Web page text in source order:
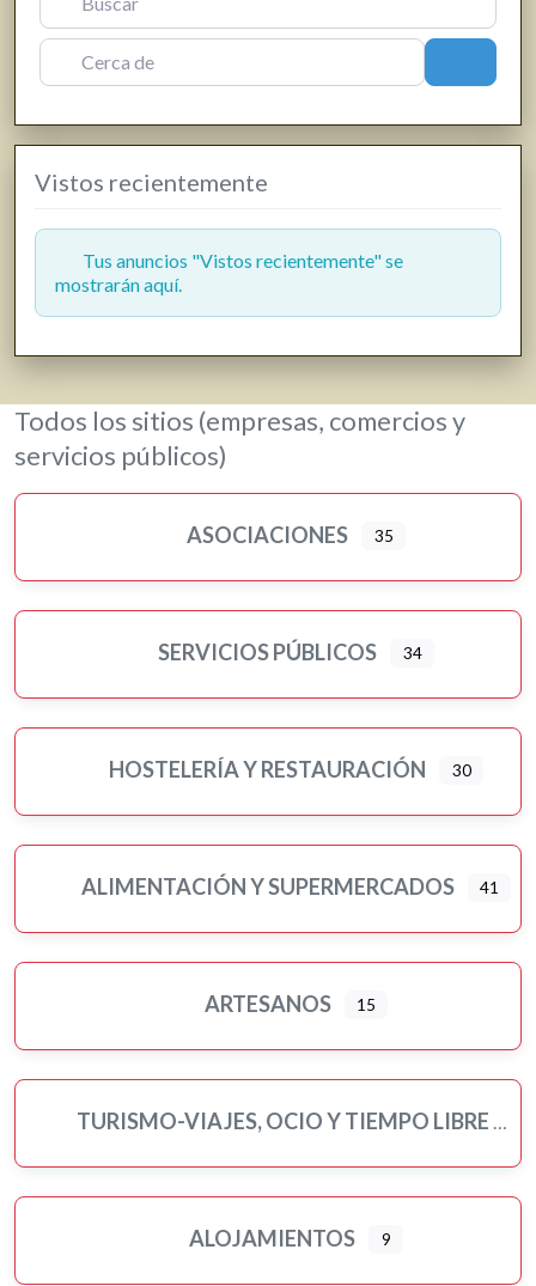
Floristerías
Fotografía y producción audiovisual
Gasóleo
Gasolineras
Hostelería y restauración
Informática y telecomunicaciones
Jardinería y viveros
Librerías, papelerías e impresión digital
Loterías
Murales artísticos
Ópticas
Peluquerías, belleza y estética
Psicología
Servicios públicos
Tatuajes
Veterinarios/as y mascotas
Yoga
Cerca de
Vistos recientemente
Tus anuncios "Vistos recientemente" se
mostrarán aquí.
Todos los sitios (empresas, comercios y
servicios públicos)
ASOCIACIONES 35
SERVICIOS PÚBLICOS 34
HOSTELERÍA Y RESTAURACIÓN 30
ALIMENTACIÓN Y SUPERMERCADOS 41
ARTESANOS 15
TURISMO-VIAJES, OCIO Y TIEMPO LIBRE
ALOJAMIENTOS 9